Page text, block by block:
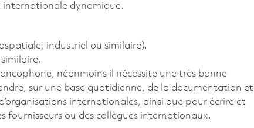
internationale dynamique.
industriel ou similaire).
néanmoins il nécessite une très bonne
sur une base quotidienne, de la documentation et
internationales, ainsi que pour écrire et
fournisseurs ou des collègues internationaux.